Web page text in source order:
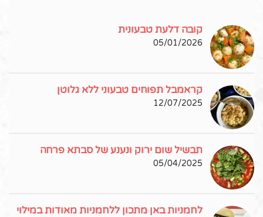
קובה דלעת טבעונית
05/01/2026
קראמבל תפוחים טבעוני ללא גלוטן
12/07/2025
תבשיל שום ירוק ונענע של סבתא פרחה
05/04/2025
לחמניות באן מתכון ללחמניות מאודות במילוי